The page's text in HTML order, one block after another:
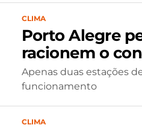
CLIMA
Porto Alegre
racionem o
Apenas duas estações
funcionamento
CLIMA